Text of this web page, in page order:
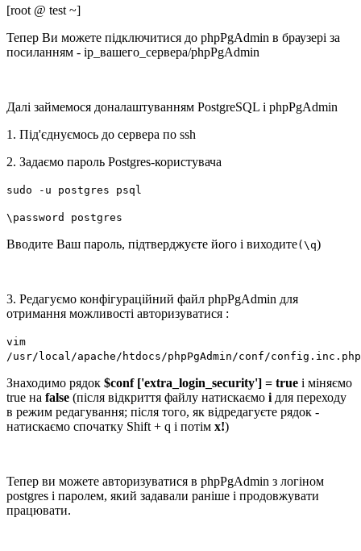
[root @ test ~]
Тепер Ви можете підключитися до phpPgAdmin в браузері за
посиланням - ip_вашего_сервера/phpPgAdmin
Далі займемося доналаштуванням PostgreSQL і phpPgAdmin
1. Під'єднуємось до сервера по ssh
2. Задаємо пароль Postgres-користувача
sudo -u postgres psql
\password postgres
Вводите Ваш пароль, підтверджуєте його і виходите(\q)
3. Редагуємо конфігураційний файл phpPgAdmin для
отримання можливості авторизуватися :
vim
/usr/local/apache/htdocs/phpPgAdmin/conf/config.inc.php
Знаходимо рядок $conf ['extra_login_security'] = true і міняємо
true на false (після відкриття файлу натискаємо i для переходу
в режим редагування; після того, як відредагуєте рядок -
натискаємо спочатку Shift + q і потім x!)
Тепер ви можете авторизуватися в phpPgAdmin з логіном
postgres і паролем, який задавали раніше і продовжувати
працювати.